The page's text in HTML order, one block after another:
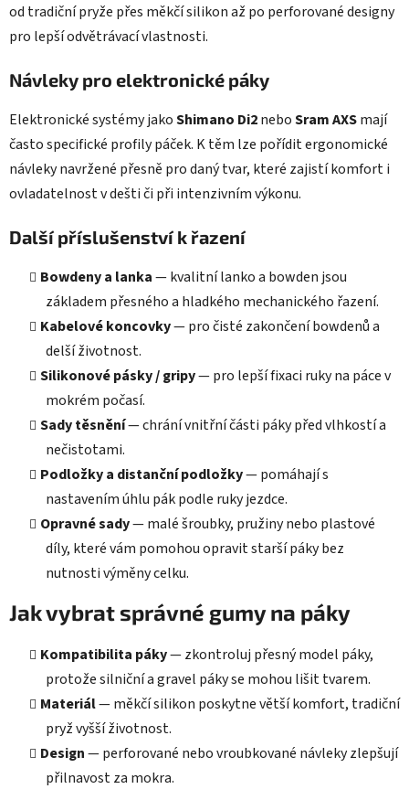
od tradiční pryže přes měkčí silikon až po perforované designy
pro lepší odvětrávací vlastnosti.
Návleky pro elektronické páky
Elektronické systémy jakoShimano Di2neboSram AXSmají
často specifické profily páček. K těm lze pořídit ergonomické
návleky navržené přesně pro daný tvar, které zajistí komfort i
ovladatelnost v dešti či při intenzivním výkonu.
Další příslušenství k řazení
Bowdeny a lanka— kvalitní lanko a bowden jsou
základem přesného a hladkého mechanického řazení.
Kabelové koncovky— pro čisté zakončení bowdenů a
delší životnost.
Silikonové pásky / gripy— pro lepší fixaci ruky na páce v
mokrém počasí.
Sady těsnění— chrání vnitřní části páky před vlhkostí a
nečistotami.
Podložky a distanční podložky— pomáhají s
nastavením úhlu pák podle ruky jezdce.
Opravné sady— malé šroubky, pružiny nebo plastové
díly, které vám pomohou opravit starší páky bez
nutnosti výměny celku.
Jak vybrat správné gumy na páky
Kompatibilita páky— zkontroluj přesný model páky,
protože silniční a gravel páky se mohou lišit tvarem.
Materiál— měkčí silikon poskytne větší komfort, tradiční
pryž vyšší životnost.
Design— perforované nebo vroubkované návleky zlepšují
přilnavost za mokra.